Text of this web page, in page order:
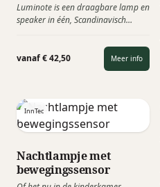
Luminote is een draagbare lamp en
speaker in één, Scandinavisch
creëren. Voor gebruik zowel binnen
als buiten, gemakkelijk te
verplaatsen en mee te nemen.
vanaf € 42,50 Meer info
InnTec
Nachtlampje met
bewegingssensor